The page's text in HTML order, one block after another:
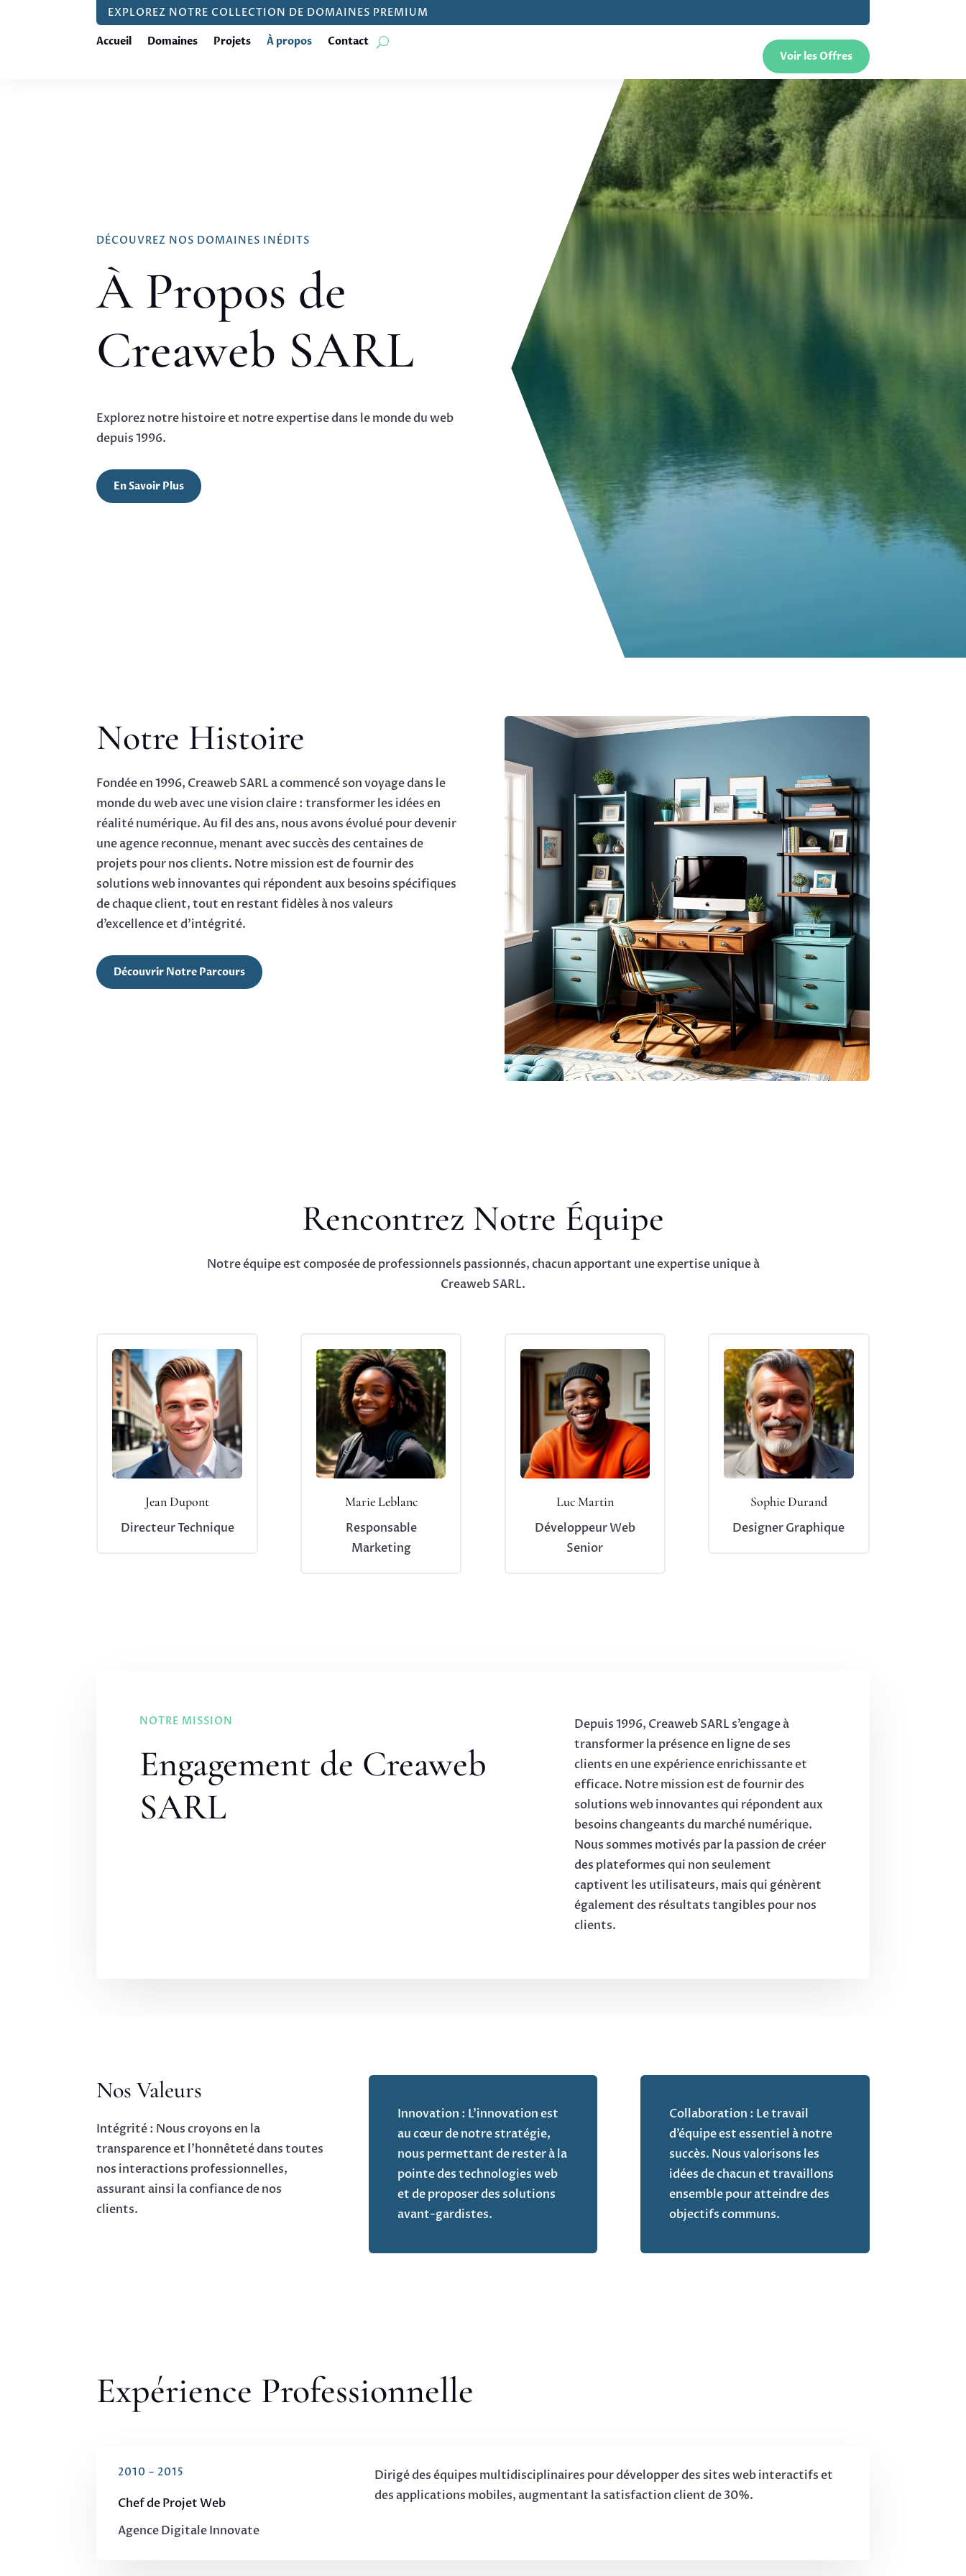
EXPLOREZ NOTRE COLLECTION DE DOMAINES PREMIUM
Accueil Domaines Projets À propos
Contact
Voir les Offres
DÉCOUVREZ NOS DOMAINES INÉDITS
À Propos de
Creaweb SARL
Explorez notre histoire et notre expertise dans le monde du web
depuis 1996.
En Savoir Plus
Notre Histoire
Fondée en 1996, Creaweb SARL a commencé son voyage dans le
monde du web avec une vision claire : transformer les idées en
réalité numérique. Au fil des ans, nous avons évolué pour devenir
une agence reconnue, menant avec succès des centaines de
projets pour nos clients. Notre mission est de fournir des
solutions web innovantes qui répondent aux besoins spécifiques
de chaque client, tout en restant fidèles à nos valeurs
d’excellence et d’intégrité.
Découvrir Notre Parcours
Rencontrez Notre Équipe
Notre équipe est composée de professionnels passionnés, chacun apportant une expertise unique à
Creaweb SARL.
Jean Dupont
Directeur Technique
Marie Leblanc
Responsable
Marketing
Luc Martin
Développeur Web
Senior
Sophie Durand
Designer Graphique
NOTRE MISSION
Engagement de Creaweb
SARL
Depuis 1996, Creaweb SARL s’engage à
transformer la présence en ligne de ses
clients en une expérience enrichissante et
efficace. Notre mission est de fournir des
solutions web innovantes qui répondent aux
besoins changeants du marché numérique.
Nous sommes motivés par la passion de créer
des plateformes qui non seulement
captivent les utilisateurs, mais qui génèrent
également des résultats tangibles pour nos
clients.
Nos Valeurs
Intégrité : Nous croyons en la
transparence et l’honnêteté dans toutes
nos interactions professionnelles,
assurant ainsi la confiance de nos
clients.
Innovation : L’innovation est
au cœur de notre stratégie,
nous permettant de rester à la
pointe des technologies web
et de proposer des solutions
avant-gardistes.
Collaboration : Le travail
d’équipe est essentiel à notre
succès. Nous valorisons les
idées de chacun et travaillons
ensemble pour atteindre des
objectifs communs.
Expérience Professionnelle
2010 – 2015
Chef de Projet Web
Agence Digitale Innovate
Dirigé des équipes multidisciplinaires pour développer des sites web interactifs et
des applications mobiles, augmentant la satisfaction client de 30%.